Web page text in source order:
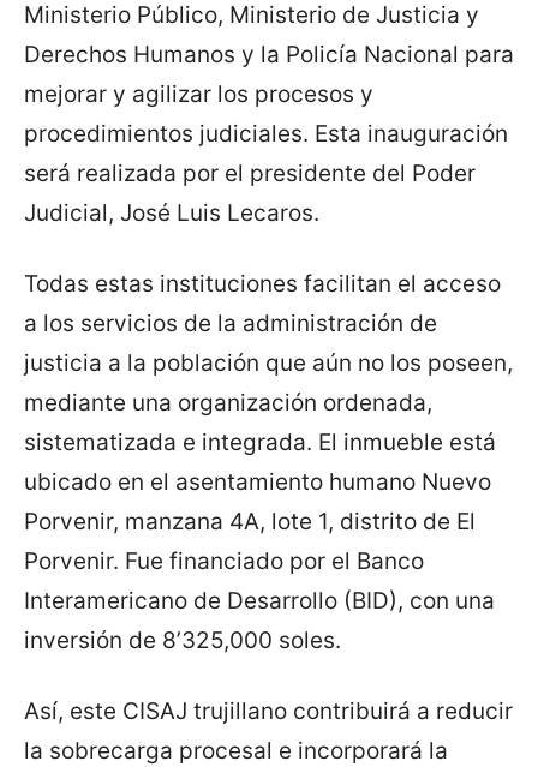
Ministerio Público, Ministerio de Justicia y
Derechos Humanos y la Policía Nacional para
mejorar y agilizar los procesos y
procedimientos judiciales. Esta inauguración
será realizada por el presidente del Poder
Judicial, José Luis Lecaros.
Todas estas instituciones facilitan el acceso
a los servicios de la administración de
justicia a la población que aún no los poseen,
mediante una organización ordenada,
sistematizada e integrada. El inmueble está
ubicado en el asentamiento humano Nuevo
Porvenir, manzana 4A, lote 1, distrito de El
Porvenir. Fue financiado por el Banco
Interamericano de Desarrollo (BID), con una
inversión de 8’325,000 soles.
Así, este CISAJ trujillano contribuirá a reducir
la sobrecarga procesal e incorporará la